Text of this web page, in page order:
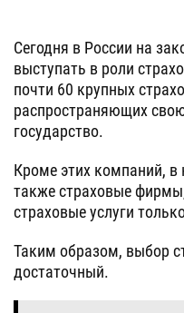
Сегодня в России на
выступать в роли
почти 60 крупных
распространяющих
государство.
Кроме этих компаний,
также страховые
страховые услуги
Таким образом, выбор
достаточный.